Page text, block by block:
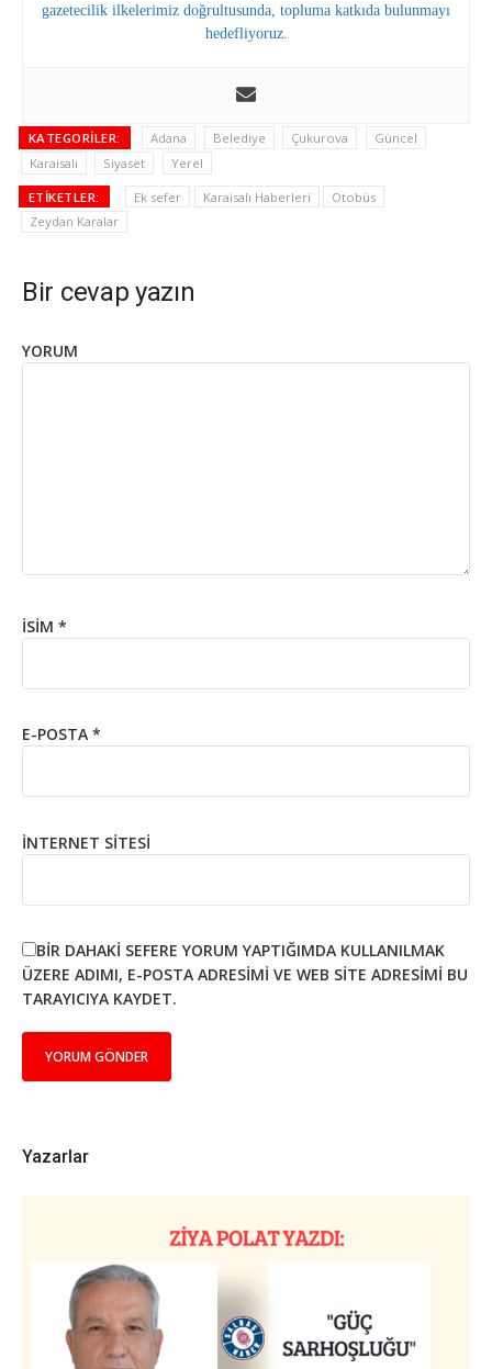
gazetecilik ilkelerimiz doğrultusunda, topluma katkıda bulunmayı
hedefliyoruz.
KATEGORILER: Adana Belediye Çukurova
Güncel
Karaisalı
Siyaset Yerel
ETIKETLER: Ek sefer Karaisalı Haberleri
Otobüs
Zeydan Karalar
Bir cevap yazın
YORUM
İSIM *
E-POSTA *
İNTERNET SITESI
BIR DAHAKI SEFERE YORUM YAPTIĞIMDA KULLANILMAK
ÜZERE ADIMI, E-POSTA ADRESIMI VE WEB SITE ADRESIMI BU
TARAYICIYA KAYDET.
Yazarlar